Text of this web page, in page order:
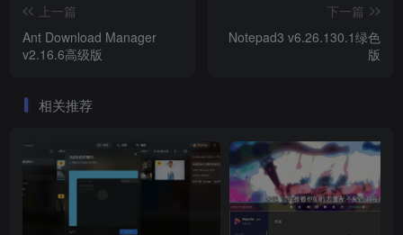
上一篇
Ant Download Manager
v2.16.6高级版
下一篇
Notepad3 v6.26.130.1绿色
版
相关推荐